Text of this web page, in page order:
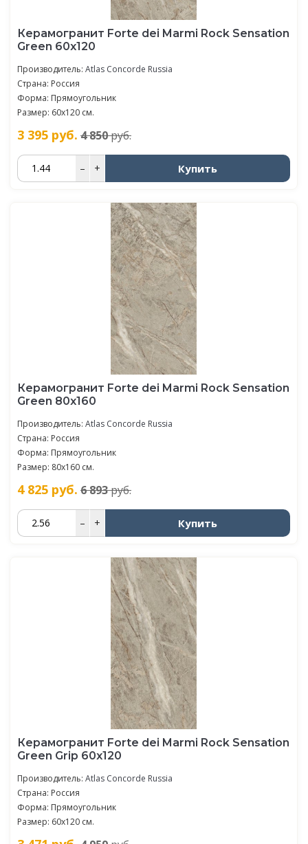
Керамогранит Forte dei Marmi Rock Sensation
Green 60x120
Производитель: Atlas Concorde Russia
Страна: Россия
Форма: Прямоугольник
Размер: 60x120 см.
3 395 руб. 4 850руб.
– + Купить
Керамогранит Forte dei Marmi Rock Sensation
Green 80x160
Производитель: Atlas Concorde Russia
Страна: Россия
Форма: Прямоугольник
Размер: 80x160 см.
4 825 руб. 6 893руб.
– + Купить
Керамогранит Forte dei Marmi Rock Sensation
Green Grip 60x120
Производитель: Atlas Concorde Russia
Страна: Россия
Форма: Прямоугольник
Размер: 60x120 см.